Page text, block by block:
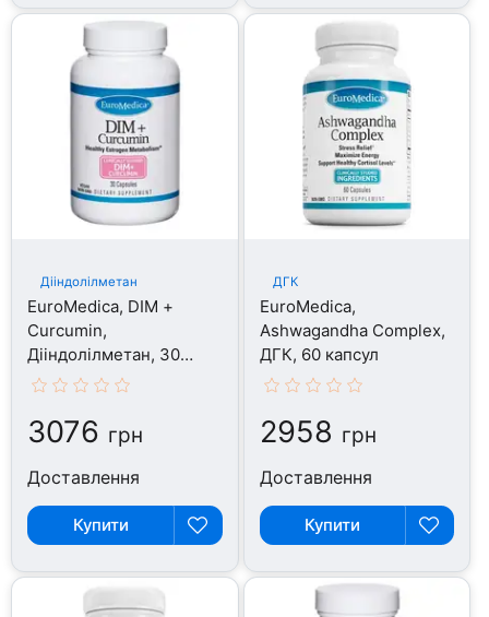
Дііндолілметан
EuroMedica, DIM +
Curcumin,
Дііндолілметан, 30
капсул
3076 грн
Доставлення
Купити
ДГК
EuroMedica,
Ashwagandha Complex,
ДГК, 60 капсул
2958 грн
Доставлення
Купити